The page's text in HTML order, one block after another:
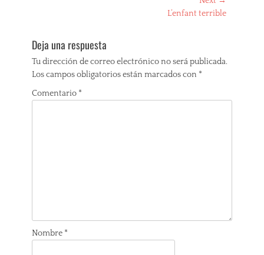
L’enfant terrible
Deja una respuesta
Tu dirección de correo electrónico no será publicada.
Los campos obligatorios están marcados con *
Comentario *
Nombre *